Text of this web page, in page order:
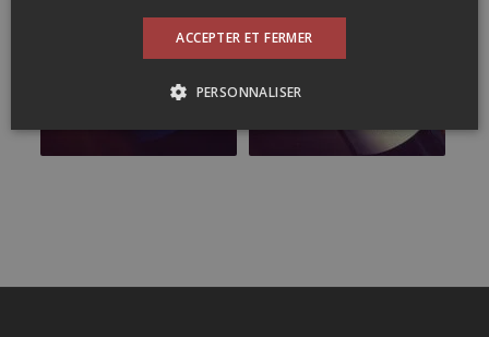
ACCEPTER ET FERMER
PERSONNALISER